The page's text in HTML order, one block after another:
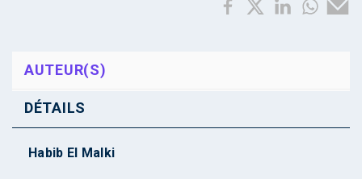
AUTEUR(S)
DÉTAILS
Habib El Malki